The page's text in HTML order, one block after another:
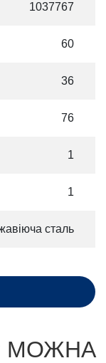
1037767
60
36
76
1
1
сталь
МОЖНА